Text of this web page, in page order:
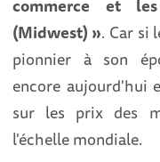
commerce et
(Midwest) ». Car si
pionnier à son
encore aujourd'hui
sur les prix des
l'échelle mondiale.